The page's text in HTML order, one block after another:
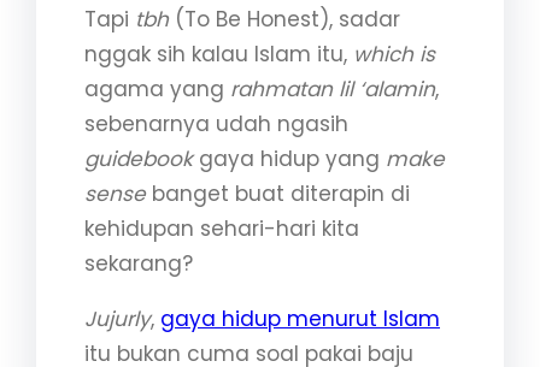
Tapi tbh(To Be Honest), sadar
nggak sih kalau Islam itu, which is
agama yang rahmatan lil ‘alamin,
sebenarnya udah ngasih
guidebookgaya hidup yang make
sensebanget buat diterapin di
kehidupan sehari-hari kita
sekarang?
Jujurly, gaya hidup menurut Islam
itu bukan cuma soal pakai baju